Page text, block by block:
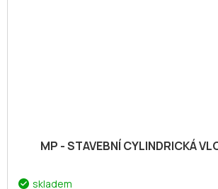
MP - STAVEBNÍ CYLINDRICKÁ
skladem